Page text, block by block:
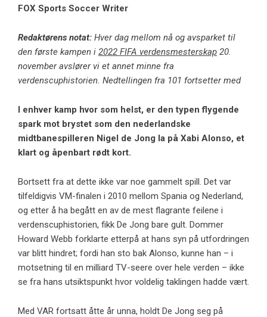
FOX Sports Soccer Writer
Redaktørens notat: Hver dag mellom nå og avsparket til
den første kampen i 2022 FIFA verdensmesterskap 20.
november avslører vi et annet minne fra
verdenscuphistorien. Nedtellingen fra 101 fortsetter med
I enhver kamp hvor som helst, er den typen flygende
spark mot brystet som den nederlandske
midtbanespilleren Nigel de Jong la på Xabi Alonso, et
klart og åpenbart rødt kort.
Bortsett fra at dette ikke var noe gammelt spill. Det var
tilfeldigvis VM-finalen i 2010 mellom Spania og Nederland,
og etter å ha begått en av de mest flagrante feilene i
verdenscuphistorien, fikk De Jong bare gult. Dommer
Howard Webb forklarte etterpå at hans syn på utfordringen
var blitt hindret; fordi han sto bak Alonso, kunne han – i
motsetning til en milliard TV-seere over hele verden – ikke
se fra hans utsiktspunkt hvor voldelig taklingen hadde vært.
Med VAR fortsatt åtte år unna, holdt De Jong seg på